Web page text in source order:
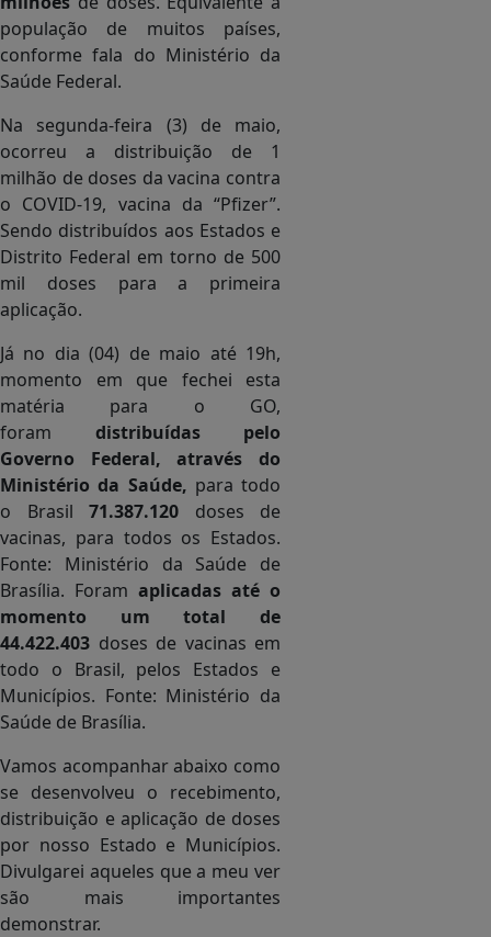
população de muitos países,
conforme fala do Ministério da
Saúde Federal.
Na segunda-feira (3) de maio,
ocorreu a distribuição de 1
milhão de doses da vacina contra
o COVID-19, vacina da “Pfizer”.
Sendo distribuídos aos Estados e
Distrito Federal em torno de 500
mil doses para a primeira
aplicação.
Já no dia (04) de maio até 19h,
momento em que fechei esta
matéria para o GO,
foram distribuídas pelo
Governo Federal, através do
Ministério da Saúde, para todo
o Brasil 71.387.120 doses de
vacinas, para todos os Estados.
Fonte: Ministério da Saúde de
Brasília. Foram aplicadas até o
momento um total de
44.422.403 doses de vacinas em
todo o Brasil, pelos Estados e
Municípios. Fonte: Ministério da
Saúde de Brasília.
Vamos acompanhar abaixo como
se desenvolveu o recebimento,
distribuição e aplicação de doses
por nosso Estado e Municípios.
Divulgarei aqueles que a meu ver
são mais importantes
demonstrar.